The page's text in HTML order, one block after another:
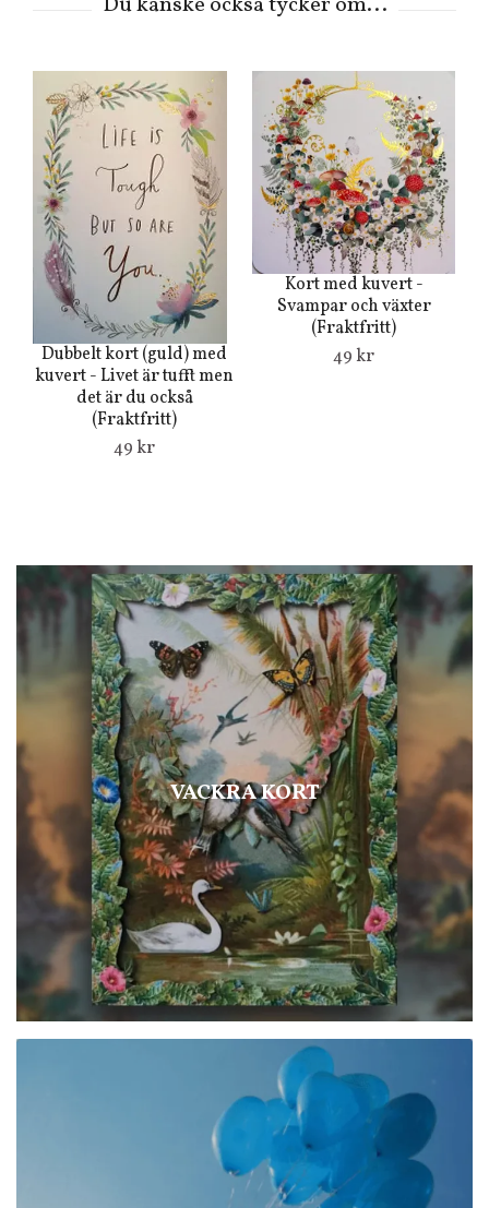
VACKRA KORT
Dubbelt kort (guld) med
kuvert - Livet är tufft men
det är du också
(Fraktfritt)
49 kr
Kort med kuvert -
Svampar och växter
(Fraktfritt)
49 kr